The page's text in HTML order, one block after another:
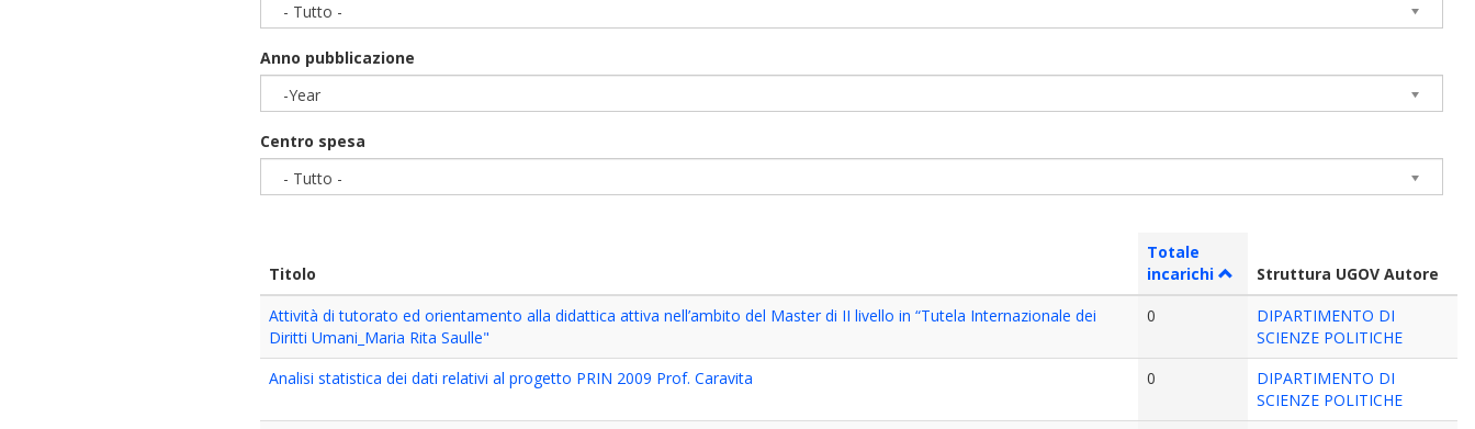
- Tutto -
Anno pubblicazione
-Year
Centro spesa
- Tutto -
Titolo
Totale
incarichi
Struttura UGOV Autore
Attività di tutorato ed orientamento alla didattica attiva nell’ambito del Master di II livello in “Tutela Internazionale dei
Diritti Umani_Maria Rita Saulle"
0
DIPARTIMENTO DI
SCIENZE POLITICHE
Analisi statistica dei dati relativi al progetto PRIN 2009 Prof. Caravita
0
DIPARTIMENTO DI
SCIENZE POLITICHE